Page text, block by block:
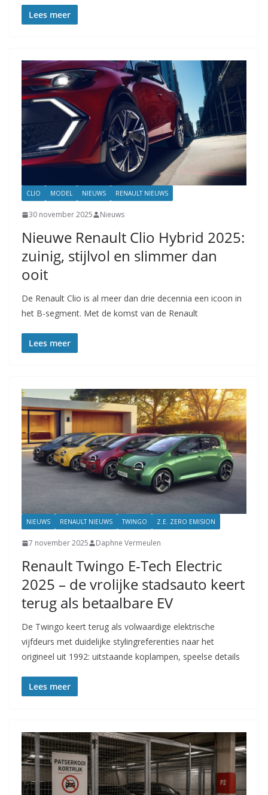
Lees meer
CLIO MODEL NIEUWS RENAULT NIEUWS
30 november 2025 Nieuws
Nieuwe Renault Clio Hybrid 2025:
zuinig, stijlvol en slimmer dan
ooit
De Renault Clio is al meer dan drie decennia een icoon in
het B-segment. Met de komst van de Renault
Lees meer
NIEUWS RENAULT NIEUWS TWINGO Z.E. ZERO EMISION
7 november 2025 Daphne Vermeulen
Renault Twingo E-Tech Electric
2025 – de vrolijke stadsauto keert
terug als betaalbare EV
De Twingo keert terug als volwaardige elektrische
vijfdeurs met duidelijke stylingreferenties naar het
origineel uit 1992: uitstaande koplampen, speelse details
Lees meer